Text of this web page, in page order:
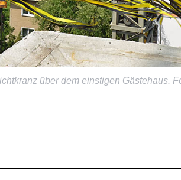
über dem einstigen Gästehaus.